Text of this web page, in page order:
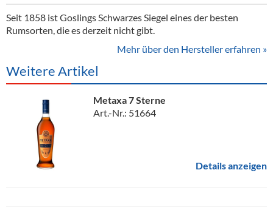
Seit 1858 ist Goslings Schwarzes Siegel eines der besten
Rumsorten, die es derzeit nicht gibt.
Mehr über den Hersteller erfahren »
Weitere Artikel
Metaxa 7 Sterne
Art.-Nr.: 51664
Details anzeigen